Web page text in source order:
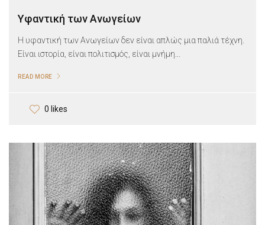
Υφαντική των Ανωγείων
Η υφαντική των Ανωγείων δεν είναι απλώς μια παλιά τέχνη.
Είναι ιστορία, είναι πολιτισμός, είναι μνήμη...
READ MORE
0 likes